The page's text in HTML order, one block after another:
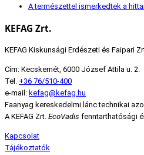
A természettel ismerkedtek a
KEFAG Zrt.
KEFAG Kiskunsági Erdészeti és Faipari
Cím: Kecskemét, 6000 József Attila u. 2.
Tel. +36 76/510-400
e-mail: kefag@kefag.hu
Faanyag kereskedelmi lánc technikai
A KEFAG Zrt. EcoVadis fenntarthatósági
Kapcsolat
Tájékoztatók